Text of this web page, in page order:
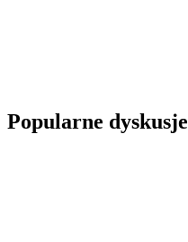
Popularne dyskusje